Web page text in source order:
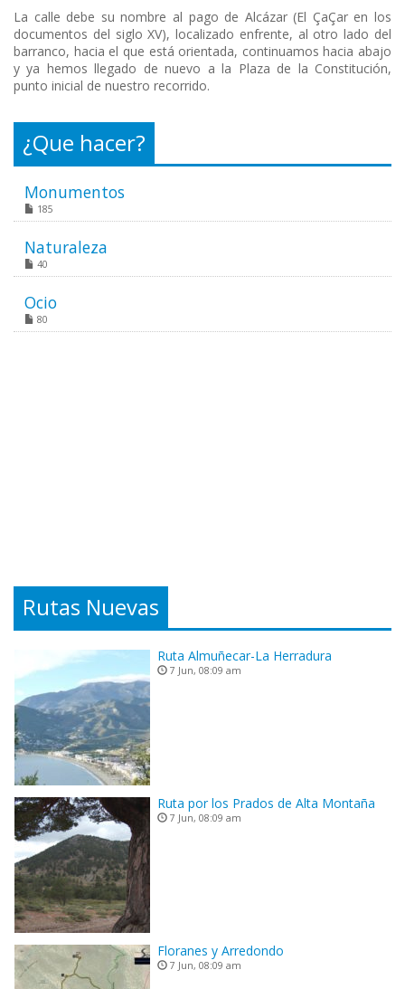
La calle debe su nombre al pago de Alcázar (El ÇaÇar en los
documentos del siglo XV), localizado enfrente, al otro lado del
barranco, hacia el que está orientada, continuamos hacia abajo
y ya hemos llegado de nuevo a la Plaza de la Constitución,
punto inicial de nuestro recorrido.
¿Que hacer?
Monumentos
185
Naturaleza
40
Ocio
80
Rutas Nuevas
Ruta Almuñecar-La Herradura
7 Jun, 08:09 am
Ruta por los Prados de Alta Montaña
7 Jun, 08:09 am
Floranes y Arredondo
7 Jun, 08:09 am